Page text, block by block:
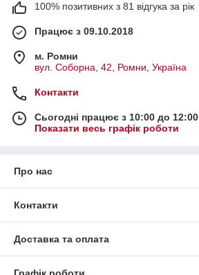
100% позитивних з 81 відгука за рік
Працює з 09.10.2018
м. Ромни
вул. Соборна, 42, Ромни, Україна
Контакти
Сьогодні працює з 10:00 до 12:00
Показати весь графік роботи
Про нас
Контакти
Доставка та оплата